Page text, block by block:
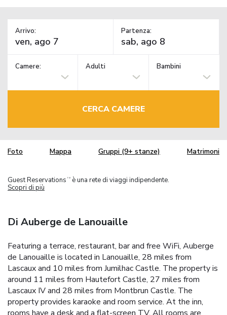
Arrivo: Partenza:
Camere: Adulti Bambini
CERCA CAMERE
Foto Mappa Gruppi (9+ stanze) Matrimoni
Guest Reservations TM
è una rete di viaggi indipendente.
Scopri di più
Di Auberge de Lanouaille
Featuring a terrace, restaurant, bar and free WiFi, Auberge
de Lanouaille is located in Lanouaille, 28 miles from
Lascaux and 10 miles from Jumilhac Castle. The property is
around 11 miles from Hautefort Castle, 27 miles from
Lascaux IV and 28 miles from Montbrun Castle. The
property provides karaoke and room service. At the inn,